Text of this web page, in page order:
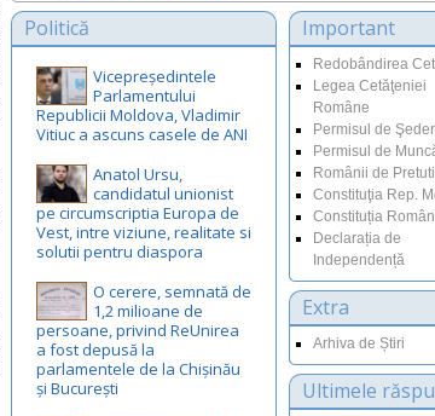
Important
Redobândirea
Legea Cetăţeniei
Române
Permisul de
Permisul de
Românii de
Constituţia Rep.
Constituția
Declarația de
Independență
Extra
Arhiva de Știri
Ultimele
Politică
Vicepreședintele
Parlamentului
Republicii Moldova, Vladimir
Vitiuc a ascuns casele de ANI
Anatol Ursu,
candidatul unionist
pe circumscriptia Europa de
Vest, intre viziune, realitate si
solutii pentru diaspora
O cerere, semnată de
1,2 milioane de
persoane, privind ReUnirea
a fost depusă la
parlamentele de la Chișinău
și București